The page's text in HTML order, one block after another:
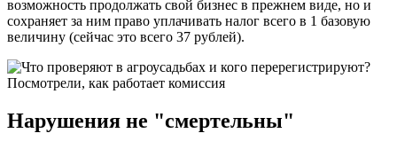
возможность продолжать свой бизнес в прежнем виде, но и
сохраняет за ним право уплачивать налог всего в 1 базовую
величину (сейчас это всего 37 рублей).
Нарушения не "смертельны"